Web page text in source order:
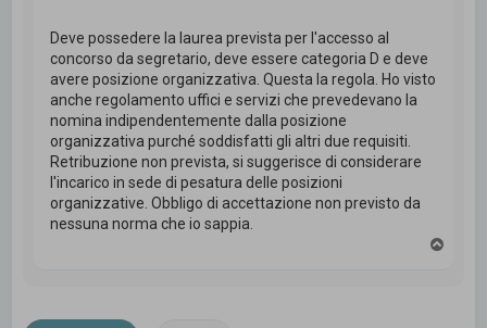
Deve possedere la laurea prevista per l'accesso al
concorso da segretario, deve essere categoria D e deve
avere posizione organizzativa. Questa la regola. Ho visto
anche regolamento uffici e servizi che prevedevano la
nomina indipendentemente dalla posizione
organizzativa purché soddisfatti gli altri due requisiti.
Retribuzione non prevista, si suggerisce di considerare
l'incarico in sede di pesatura delle posizioni
organizzative. Obbligo di accettazione non previsto da
nessuna norma che io sappia.